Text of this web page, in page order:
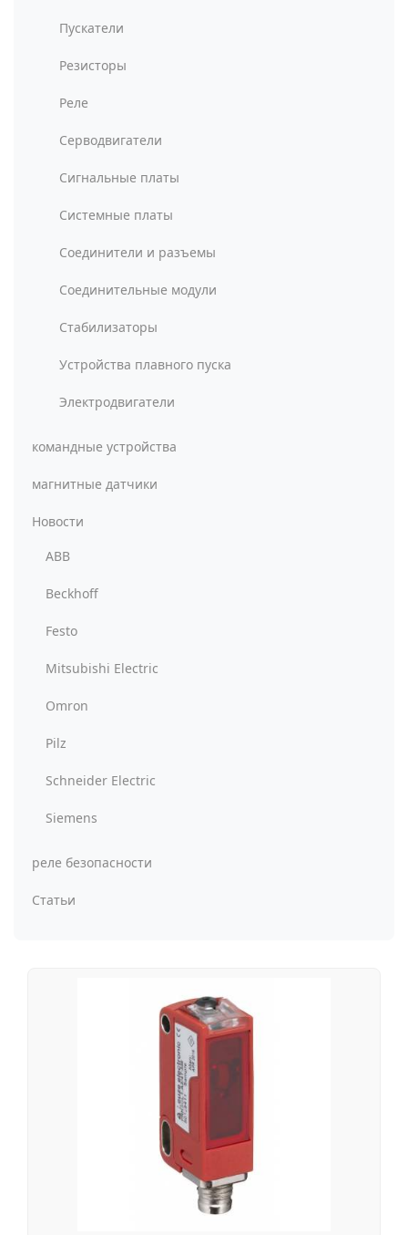
Пускатели
Резисторы
Реле
Серводвигатели
Сигнальные платы
Системные платы
Соединители и разъемы
Соединительные модули
Стабилизаторы
Устройства плавного пуска
Электродвигатели
командные устройства
магнитные датчики
Новости
ABB
Beckhoff
Festo
Mitsubishi Electric
Omron
Pilz
Schneider Electric
Siemens
реле безопасности
Статьи